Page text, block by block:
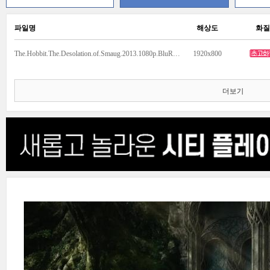
파일명 해상도 화질
The.Hobbit.The.Desolation.of.Smaug.2013.1080p.BluRay.x264.AAC.mp4 1920x800
더보기